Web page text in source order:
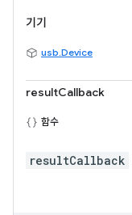
기기
usb.Device
resultCallback
함수
resultCallback